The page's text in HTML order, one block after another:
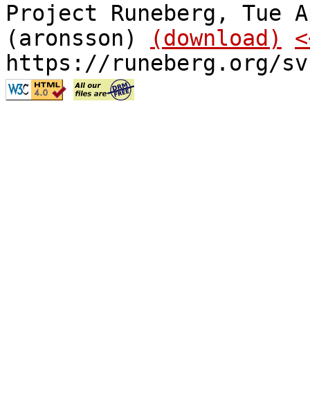
Project Runeberg, Tue
(aronsson)
(download)
https://runeberg.org/